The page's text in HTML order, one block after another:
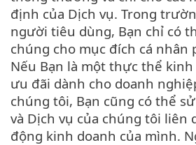
định của Dịch vụ. Trong
người tiêu dùng, Bạn chỉ có
chúng cho mục đích cá nhân
Nếu Bạn là một thực thể
ưu đãi dành cho doanh
chúng tôi, Bạn cũng có thể
và Dịch vụ của chúng tôi liên
động kinh doanh của mình.